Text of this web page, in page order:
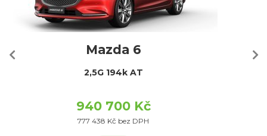
Mazda 6
2,5G 194k AT
940 700 Kč
777 438 Kč bez DPH